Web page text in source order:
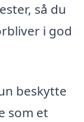
så du
i god
beskytte
som et